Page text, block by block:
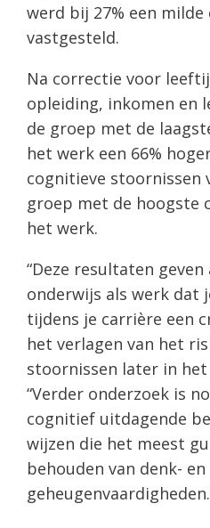
werd bij 27% een
vastgesteld.
Na correctie voor
opleiding, inkomen en
de groep met de
het werk een 66%
cognitieve stoornissen
groep met de hoogste
het werk.
“Deze resultaten
onderwijs als werk dat
tijdens je carrière een
het verlagen van het
stoornissen later in het
“Verder onderzoek is
cognitief uitdagende
wijzen die het meest
behouden van denk- en